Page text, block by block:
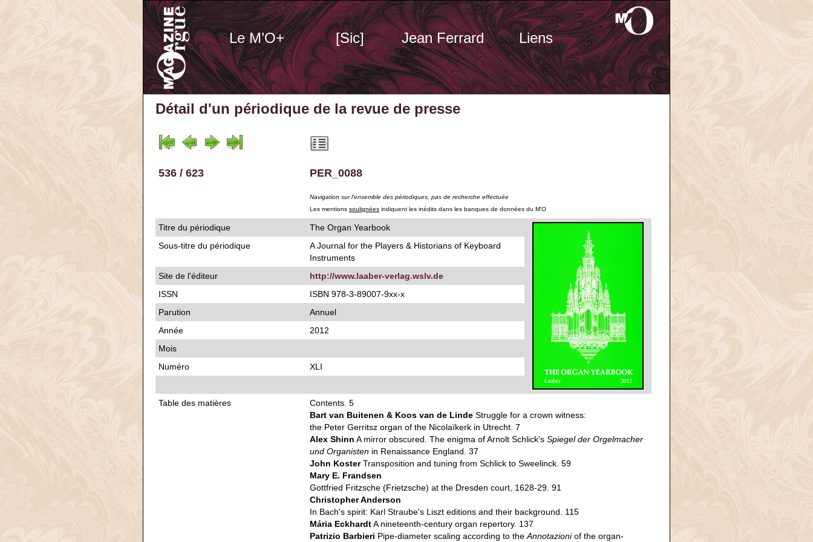
Le M’O+ [Sic] Jean Ferrard Liens
Détail d'un périodique de la revue de presse
536 / 623 PER_0088
Navigation sur l'ensemble des périodiques, pas de recherche effectuée
Les mentions soulignées indiquent les inédits dans les banques de données du M'O
Titre du périodique
The Organ Yearbook
Sous-titre du périodique
A Journal for the Players & Historians of Keyboard
Instruments
Site de l'éditeur
http://www.laaber-verlag.wslv.de
ISSN
ISBN 978-3-89007-9xx-x
Parution
Annuel
Année
2012
Mois
Numéro
XLI
Table des matières
Contents. 5
Bart van Buitenen & Koos van de Linde Struggle for a crown witness:
the Peter Gerritsz organ of the Nicolaïkerk in Utrecht. 7
Alex Shinn A mirror obscured. The enigma of Arnolt Schlick's Spiegel der Orgelmacher
und Organisten in Renaissance England. 37
John KosterTransposition and tuning from Schlick to Sweelinck. 59
Mary E. Frandsen
Gottfried Fritzsche (Frietzsche) at the Dresden court, 1628-29. 91
Christopher Anderson
In Bach's spirit: Karl Straube's Liszt editions and their background. 115
Mária EckhardtA nineteenth-century organ repertory. 137
Patrizio Barbieri Pipe-diameter scaling according to the Annotazioniof the organ-